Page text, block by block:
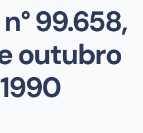
99.658,
outubro